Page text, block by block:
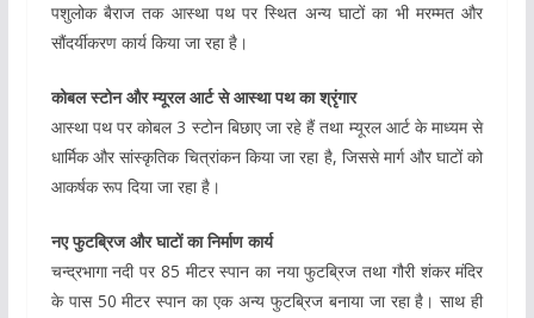
पशुलोक बैराज तक आस्था पथ पर स्थित अन्य घाटों का भी मरम्मत और
सौंदर्यीकरण कार्य किया जा रहा है।
कोबल स्टोन और म्यूरल आर्ट से आस्था पथ का श्रृंगार
आस्था पथ पर कोबल 3 स्टोन बिछाए जा रहे हैं तथा म्यूरल आर्ट के माध्यम से
धार्मिक और सांस्कृतिक चित्रांकन किया जा रहा है, जिससे मार्ग और घाटों को
आकर्षक रूप दिया जा रहा है।
नए फुटब्रिज और घाटों का निर्माण कार्य
चन्द्रभागा नदी पर 85 मीटर स्पान का नया फुटब्रिज तथा गौरी शंकर मंदिर
के पास 50 मीटर स्पान का एक अन्य फुटब्रिज बनाया जा रहा है। साथ ही